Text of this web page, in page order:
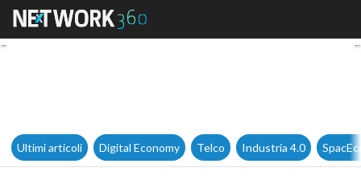
Olivetti battezza nella
Ultimi articoli Digital Economy Telco Industria 4.0